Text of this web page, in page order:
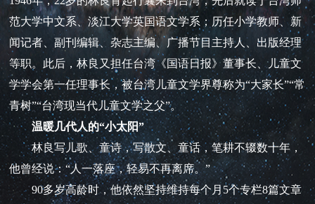
范大学中文系、淡江大学英国语文学系；历任小学教师、新
闻记者、副刊编辑、杂志主编、广播节目主持人、出版经理
等职。此后，林良又担任台湾《国语日报》董事长、儿童文
学学会第一任理事长，被台湾儿童文学界尊称为“大家长”“常
青树”“台湾现当代儿童文学之父”。
温暖几代人的“小太阳”
林良写儿歌、童诗，写散文、童话，笔耕不辍数十年，
他曾经说：“人一落座，轻易不再离席。”
90多岁高龄时，他依然坚持维持每个月5个专栏8篇文章